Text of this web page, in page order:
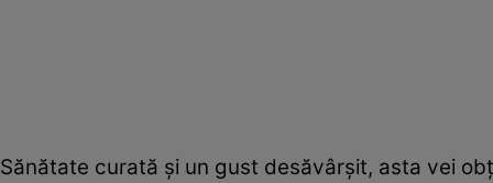
Sănătate curată şi un gust desăvârşit, asta vei